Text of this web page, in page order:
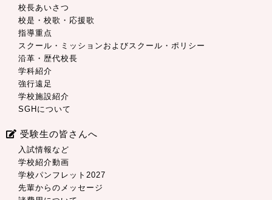
校長あいさつ
校是・校歌・応援歌
指導重点
スクール・ミッションおよびスクール・ポリシー
沿革・歴代校長
学科紹介
強行遠足
学校施設紹介
SGHについて
受験生の皆さんへ
入試情報など
学校紹介動画
学校パンフレット2027
先輩からのメッセージ